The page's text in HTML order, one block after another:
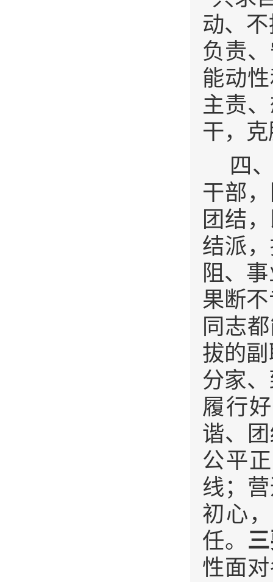
动、
负责
能动
主责
干，
四
干部
团结
结派
阻、
果断
同志
拔的
分家
履行
谐、
公平
线；
初心
任。
性面